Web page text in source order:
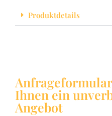
Produktdetails
Ihnen ein
Angebot